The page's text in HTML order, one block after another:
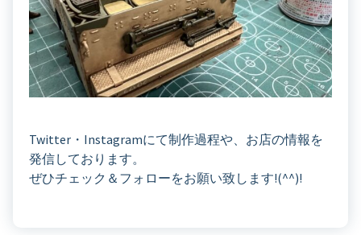
Twitter・Instagramにて制作過程や、お店の情報を
発信しております。
ぜひチェック＆フォローをお願い致します!(^^)!